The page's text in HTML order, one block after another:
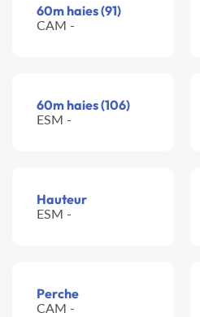
60m haies (91)
CAM -
60m haies (106)
ESM -
Hauteur
ESM -
Perche
CAM -